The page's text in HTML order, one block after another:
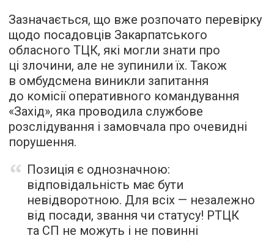
Зазначається, що вже розпочато перевірку
щодо посадовців Закарпатського
обласного ТЦК, які могли знати про
ці злочини, але не зупинили їх. Також
в омбудсмена виникли запитання
до комісії оперативного командування
«Захід», яка проводила службове
розслідування і замовчала про очевидні
порушення.
Позиція є однозначною:
відповідальність має бути
невідворотною. Для всіх — незалежно
від посади, звання чи статусу! РТЦК
та СП не можуть і не повинні